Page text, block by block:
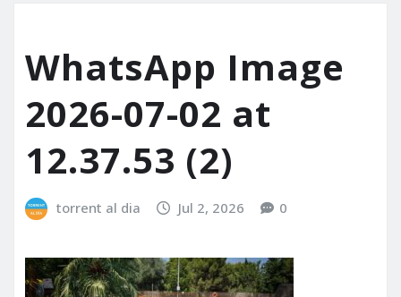
WhatsApp Image
2026-07-02 at
12.37.53 (2)
torrent al dia Jul 2, 2026 0